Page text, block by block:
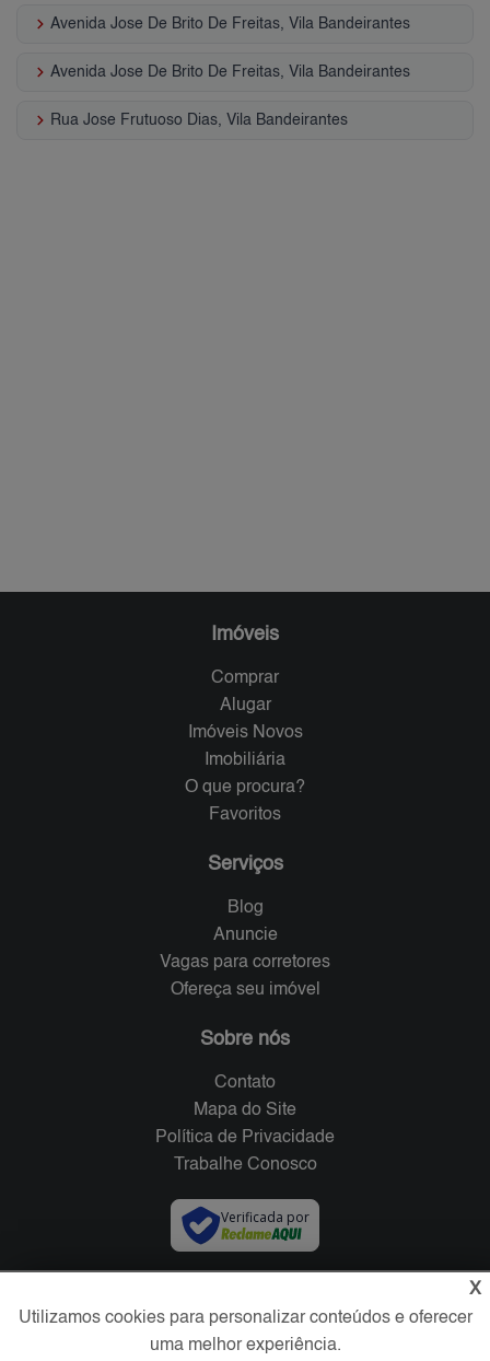
keyboard_arrow_right Avenida Jose De Brito De Freitas, Vila Bandeirantes
keyboard_arrow_right Avenida Jose De Brito De Freitas, Vila Bandeirantes
keyboard_arrow_right Rua Jose Frutuoso Dias, Vila Bandeirantes
Imóveis
Comprar
Alugar
Imóveis Novos
Imobiliária
O que procura?
Favoritos
Serviços
Blog
Anuncie
Vagas para corretores
Ofereça seu imóvel
Sobre nós
Contato
Mapa do Site
Política de Privacidade
Trabalhe Conosco
Verificada por
X
Utilizamos cookies para personalizar conteúdos e oferecer
uma melhor experiência.